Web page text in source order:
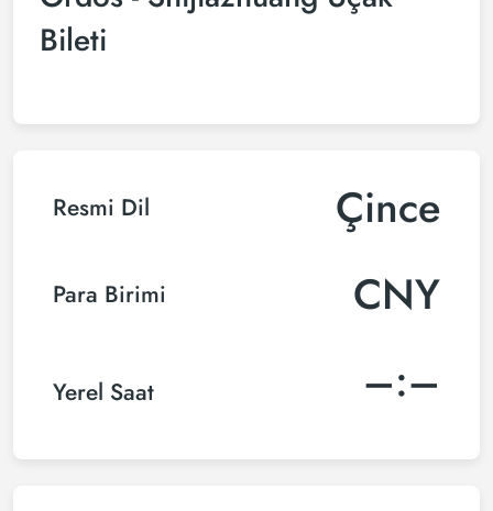
Bileti
Resmi Dil Çince
Para Birimi CNY
Yerel Saat –:–